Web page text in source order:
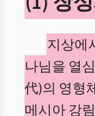
지상에
나님을 열
代)의 영형
메시아 강